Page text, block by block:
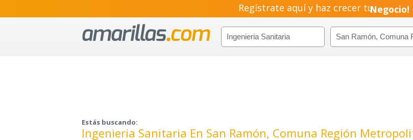
Regístrate aquí y haz crecer tuNegocio!
Pyme!
Estás buscando:
Ingenieria Sanitaria En San Ramón, Comuna Región